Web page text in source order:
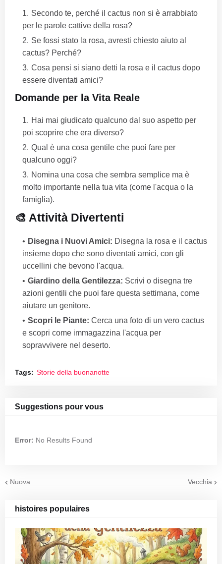
Secondo te, perché il cactus non si è arrabbiato
per le parole cattive della rosa?
Se fossi stato la rosa, avresti chiesto aiuto al
cactus? Perché?
Cosa pensi si siano detti la rosa e il cactus dopo
essere diventati amici?
Domande per la Vita Reale
Hai mai giudicato qualcuno dal suo aspetto per
poi scoprire che era diverso?
Qual è una cosa gentile che puoi fare per
qualcuno oggi?
Nomina una cosa che sembra semplice ma è
molto importante nella tua vita (come l'acqua o la
famiglia).
🎨 Attività Divertenti
Disegna i Nuovi Amici: Disegna la rosa e il cactus
insieme dopo che sono diventati amici, con gli
uccellini che bevono l'acqua.
Giardino della Gentilezza: Scrivi o disegna tre
azioni gentili che puoi fare questa settimana, come
aiutare un genitore.
Scopri le Piante: Cerca una foto di un vero cactus
e scopri come immagazzina l'acqua per
sopravvivere nel deserto.
Tags: Storie della buonanotte
Suggestions pour vous
Error: No Results Found
Nuova Vecchia
histoires populaires